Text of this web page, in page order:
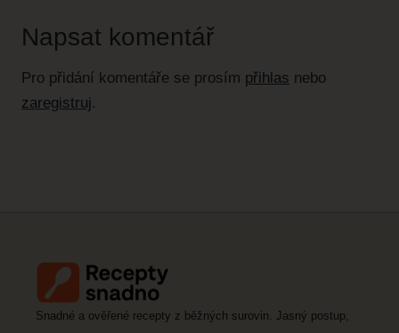
Napsat komentář
Pro přidání komentáře se prosím přihlas nebo
zaregistruj.
Snadné a ověřené recepty z běžných surovin. Jasný postup,